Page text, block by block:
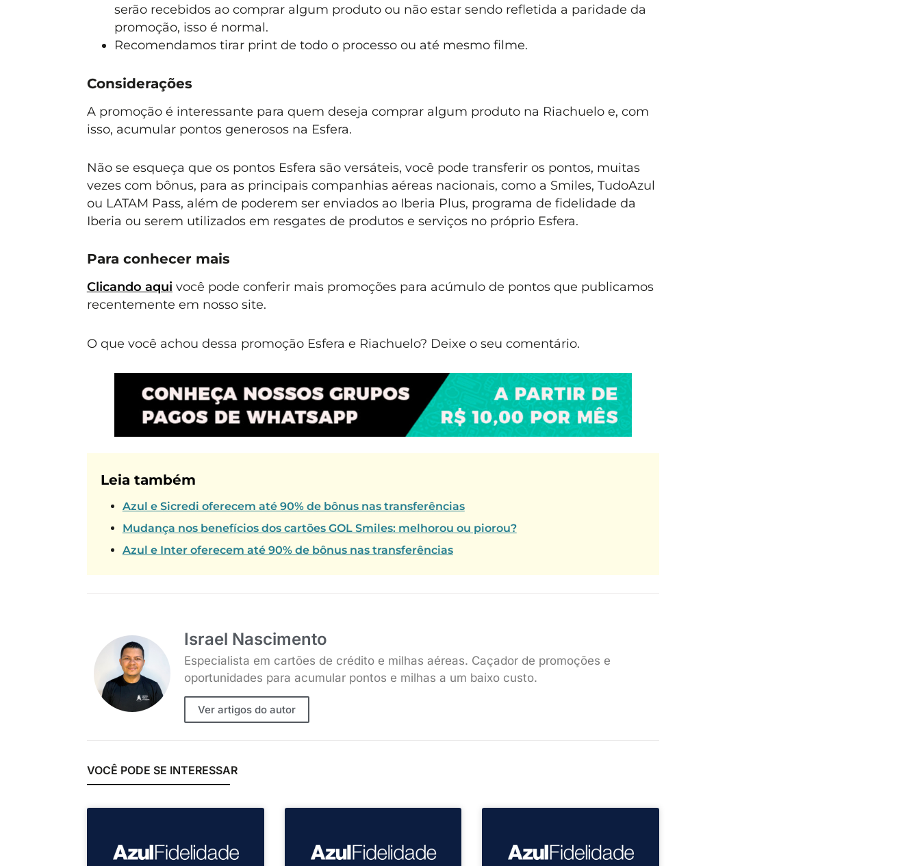
serão recebidos ao comprar algum produto ou não estar sendo refletida a paridade da
promoção, isso é normal.
Recomendamos tirar print de todo o processo ou até mesmo filme.
Considerações
A promoção é interessante para quem deseja comprar algum produto na Riachuelo e, com
isso, acumular pontos generosos na Esfera.
Não se esqueça que os pontos Esfera são versáteis, você pode transferir os pontos, muitas
vezes com bônus, para as principais companhias aéreas nacionais, como a Smiles, TudoAzul
ou LATAM Pass, além de poderem ser enviados ao Iberia Plus, programa de fidelidade da
Iberia ou serem utilizados em resgates de produtos e serviços no próprio Esfera.
Para conhecer mais
Clicando aqui você pode conferir mais promoções para acúmulo de pontos que publicamos
recentemente em nosso site.
O que você achou dessa promoção Esfera e Riachuelo? Deixe o seu comentário.
Leia também
Azul e Sicredi oferecem até 90% de bônus nas transferências
Mudança nos benefícios dos cartões GOL Smiles: melhorou ou piorou?
Azul e Inter oferecem até 90% de bônus nas transferências
Israel Nascimento
Especialista em cartões de crédito e milhas aéreas. Caçador de promoções e
oportunidades para acumular pontos e milhas a um baixo custo.
Ver artigos do autor
VOCÊ PODE SE INTERESSAR